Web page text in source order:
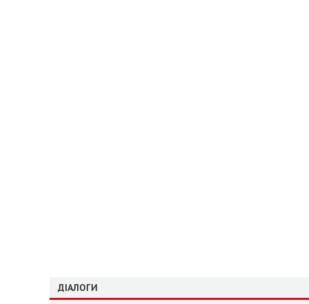
ДІАЛОГИ